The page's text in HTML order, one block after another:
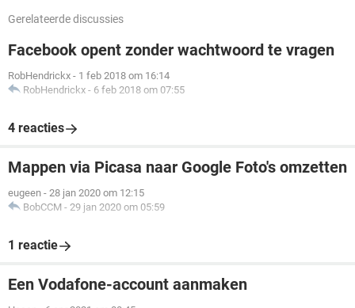
Gerelateerde discussies
Facebook opent zonder wachtwoord te vragen
RobHendrickx - 1 feb 2018 om 16:14
RobHendrickx - 6 feb 2018 om 07:55
4 reacties
Mappen via Picasa naar Google Foto's omzetten
eugeen - 28 jan 2020 om 12:15
BobCCM - 29 jan 2020 om 05:59
1 reactie
Een Vodafone-account aanmaken